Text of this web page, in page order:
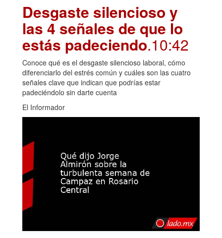
Desgaste silencioso y
las 4 señales de que lo
estás padeciendo.10:42
Conoce qué es el desgaste silencioso laboral, cómo
diferenciarlo del estrés común y cuáles son las cuatro
señales clave que indican que podrías estar
padeciéndolo sin darte cuenta
El Informador